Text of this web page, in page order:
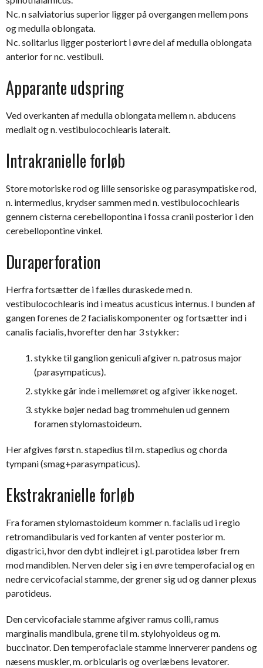
Nc. n salviatorius superior ligger på overgangen mellem pons
og medulla oblongata.
Nc. solitarius ligger posteriort i øvre del af medulla oblongata
anterior for nc. vestibuli.
Apparante udspring
Ved overkanten af medulla oblongata mellem n. abducens
medialt og n. vestibulocochlearis lateralt.
Intrakranielle forløb
Store motoriske rod og lille sensoriske og parasympatiske rod,
n. intermedius, krydser sammen med n. vestibulocochlearis
gennem cisterna cerebellopontina i fossa cranii posterior i den
cerebellopontine vinkel.
Duraperforation
Herfra fortsætter de i fælles duraskede med n.
vestibulocochlearis ind i meatus acusticus internus. I bunden af
gangen forenes de 2 facialiskomponenter og fortsætter ind i
canalis facialis, hvorefter den har 3 stykker:
stykke til ganglion geniculi afgiver n. patrosus major
(parasympaticus).
stykke går inde i mellemøret og afgiver ikke noget.
stykke bøjer nedad bag trommehulen ud gennem
foramen stylomastoideum.
Her afgives først n. stapedius til m. stapedius og chorda
tympani (smag+parasympaticus).
Ekstrakranielle forløb
Fra foramen stylomastoideum kommer n. facialis ud i regio
retromandibularis ved forkanten af venter posterior m.
digastrici, hvor den dybt indlejret i gl. parotidea løber frem
mod mandiblen. Nerven deler sig i en øvre temperofacial og en
nedre cervicofacial stamme, der grener sig ud og danner plexus
parotideus.
Den cervicofaciale stamme afgiver ramus colli, ramus
marginalis mandibula, grene til m. stylohyoideus og m.
buccinator. Den temperofaciale stamme innerverer pandens og
næsens muskler, m. orbicularis og overlæbens levatorer.